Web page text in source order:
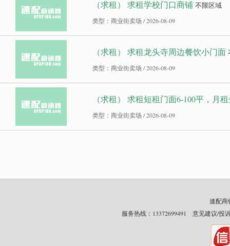
（求租） 求租学校门口商铺 不限区域
类型：商业街卖场 / 2026-08-09
（求租） 求租龙头寺周边餐饮小门面
类型：商业街卖场 / 2026-08-09
（求租） 求租短租门面6-100平，月
类型：商业街卖场 / 2026-08-09
速配商
服务热线：13372699491 意见建议/投